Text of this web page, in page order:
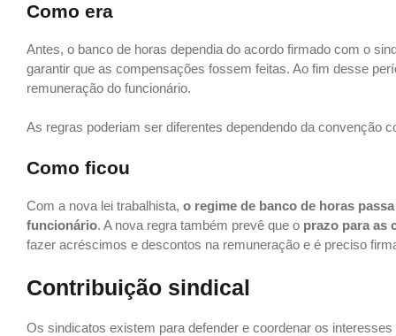
Como era
Antes, o banco de horas dependia do acordo firmado com o
garantir que as compensações fossem feitas. Ao fim desse
remuneração do funcionário.
As regras poderiam ser diferentes dependendo da convenção
Como ficou
Com a nova lei trabalhista, o regime de banco de horas
funcionário. A nova regra também prevê que o prazo para as
fazer acréscimos e descontos na remuneração e é preciso
Contribuição sindical
Os sindicatos existem para defender e coordenar os